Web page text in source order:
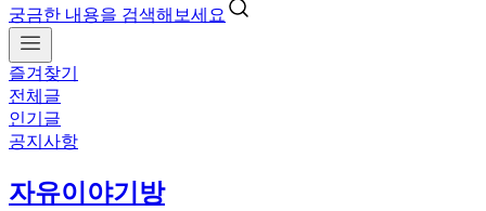
궁금한 내용을 검색해보세요
즐겨찾기
전체글
인기글
공지사항
자유이야기방